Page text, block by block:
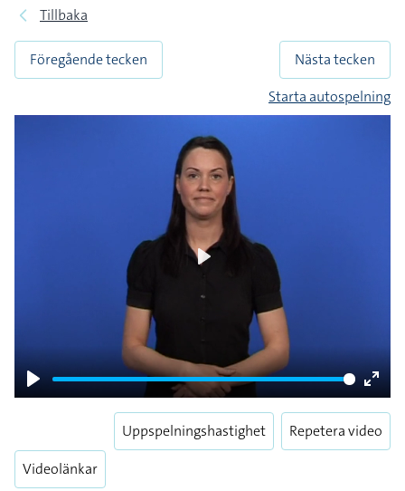
Tillbaka
Föregående tecken
Nästa tecken
Starta autospelning
Play
Enter
Videolänkar
Uppspelningshastighet Repetera video